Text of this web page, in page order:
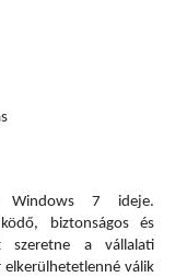
Windows 7 ideje.
biztonságos és
szeretne a vállalati
elkerülhetetlenné válik